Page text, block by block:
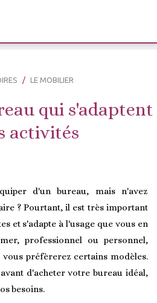
LE MOBILIER
qui s'adaptent
activités
d'un bureau, mais n'avez
? Pourtant, il est très important
et s'adapte à l'usage que vous en
professionnel ou personnel,
préfèrerez certains modèles.
d'acheter votre bureau idéal,
besoins.